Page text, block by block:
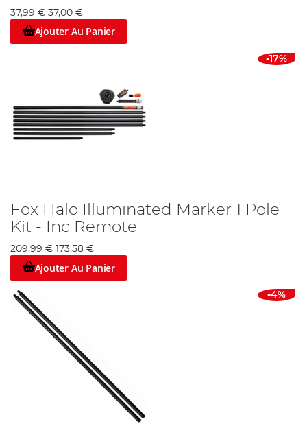
37,99 € 37,00 €
Ajouter Au Panier
-17%
Fox Halo Illuminated Marker 1 Pole
Kit - Inc Remote
209,99 € 173,58 €
Ajouter Au Panier
-4%